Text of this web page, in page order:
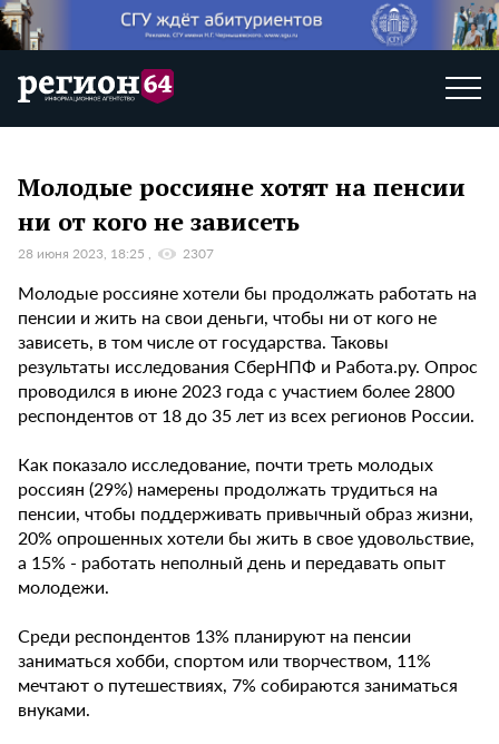
Молодые россияне хотят на пенсии
ни от кого не зависеть
28 июня 2023, 18:25 2307
Молодые россияне хотели бы продолжать работать на
пенсии и жить на свои деньги, чтобы ни от кого не
зависеть, в том числе от государства. Таковы
результаты исследования СберНПФ и Работа.ру. Опрос
проводился в июне 2023 года с участием более 2800
респондентов от 18 до 35 лет из всех регионов России.
Как показало исследование, почти треть молодых
россиян (29%) намерены продолжать трудиться на
пенсии, чтобы поддерживать привычный образ жизни,
20% опрошенных хотели бы жить в свое удовольствие,
а 15% - работать неполный день и передавать опыт
молодежи.
Среди респондентов 13% планируют на пенсии
заниматься хобби, спортом или творчеством, 11%
мечтают о путешествиях, 7% собираются заниматься
внуками.